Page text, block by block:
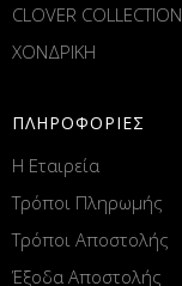
CLOVER COLLECTION
ΧΟΝΔΡΙΚΗ
ΠΛΗΡΟΦΟΡΙΕΣ
Η Εταιρεία
Τρόποι Πληρωμής
Τρόποι Αποστολής
Έξοδα Αποστολής